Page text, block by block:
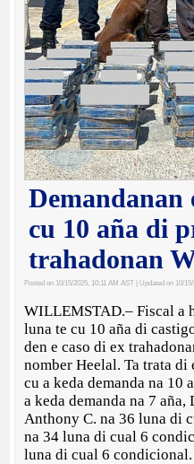
Demandanan
cu 10 aña di
trahadonan
Posted on 10/15/2025, 10:11 AM AST | Updated on 10/
WILLEMSTAD.– Fiscal a
luna te cu 10 aña di
den e caso di ex
nomber Heelal. Ta trata di
cu a keda demanda na 10
a keda demanda na 7
Anthony C. na 36 luna di
na 34 luna di cual 6
luna di cual 6 condicional.